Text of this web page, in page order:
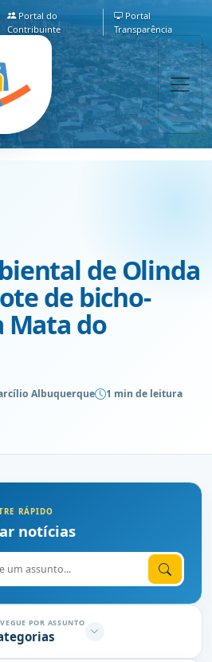
Portal do
Contribuinte
Portal
Transparência
de Olinda
de bicho-
Mata do
Albuquerque
1 min de leitura
RÁPIDO
notícias
o assunto
POR ASSUNTO